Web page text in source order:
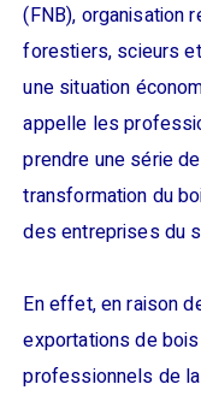
(FNB), organisation
forestiers, scieurs
une situation
appelle les
prendre une série
transformation du
des entreprises du
En effet, en raison
exportations de
professionnels de